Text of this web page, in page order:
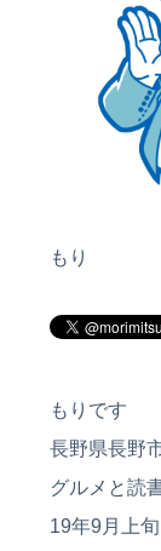
もり
もりです
長野県長野
グルメと読
19年9月上